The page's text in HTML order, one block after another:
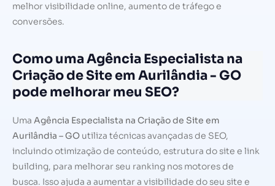
melhor visibilidade online, aumento de tráfego e
conversões.
Como uma Agência Especialista na
Criação de Site em Aurilândia - GO
pode melhorar meu SEO?
Uma Agência Especialista na Criação de Site em
Aurilândia – GO utiliza técnicas avançadas de SEO,
incluindo otimização de conteúdo, estrutura do site e link
building, para melhorar seu ranking nos motores de
busca. Isso ajuda a aumentar a visibilidade do seu site e